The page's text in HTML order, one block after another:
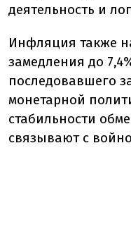
деятельность и
Инфляция также
замедления до
последовавшего
монетарной
стабильности
связывают с